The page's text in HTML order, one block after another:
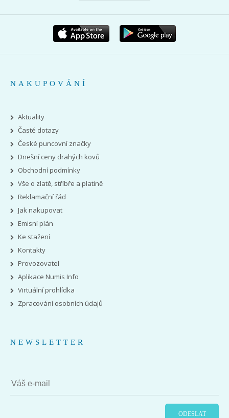
NAKUPOVÁNÍ
Aktuality
Časté dotazy
České puncovní značky
Dnešní ceny drahých kovů
Obchodní podmínky
Vše o zlatě, stříbře a platině
Reklamační řád
Jak nakupovat
Emisní plán
Ke stažení
Kontakty
Provozovatel
Aplikace Numis Info
Virtuální prohlídka
Zpracování osobních údajů
NEWSLETTER
ODESLAT